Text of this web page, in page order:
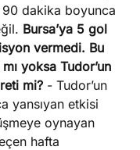
dakika boyunca
Bursa’ya 5 gol
vermedi. Bu
yoksa Tudor’un
mi? - Tudor’un
yansıyan etkisi
oynayan
hafta